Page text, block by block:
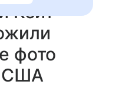
Кейт
фото
США